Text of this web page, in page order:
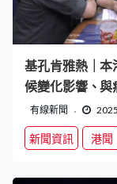
基孔肯雅熱｜
候變化影響、與
有線新聞
新聞資訊 港聞